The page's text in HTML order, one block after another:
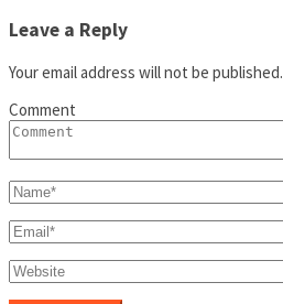
Leave a Reply
Your email address will not be published.
Comment